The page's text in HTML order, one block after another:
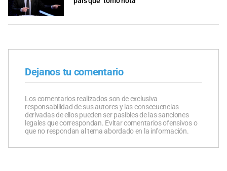
Dejanos tu comentario
Los comentarios realizados son de exclusiva
responsabilidad de sus autores y las consecuencias
derivadas de ellos pueden ser pasibles de las sanciones
legales que correspondan. Evitar comentarios ofensivos o
que no respondan al tema abordado en la información.